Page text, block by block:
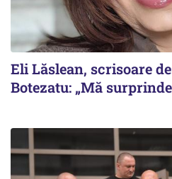
Eli Lăslean, scrisoare
Botezatu: „Mă